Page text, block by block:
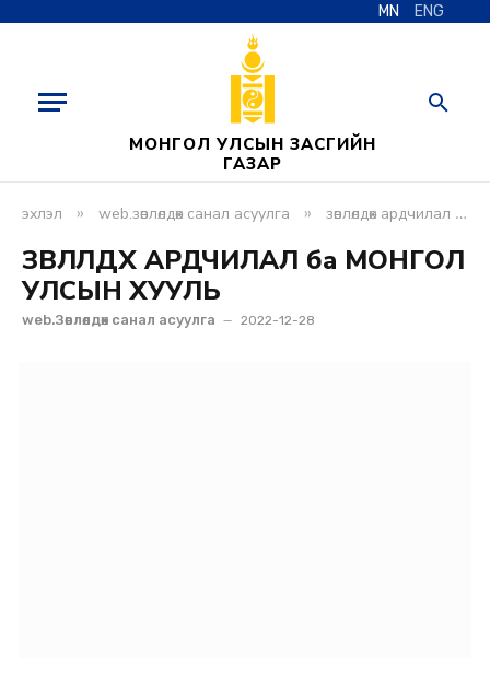
MN ENG
МОНГОЛ УЛСЫН ЗАСГИЙН
ГАЗАР
эхлэл » web.зөвлөлдөх санал асуулга » зөвлөлдөх ардчилал ба монгол улсын хууль
ЗӨВЛӨЛДӨХ АРДЧИЛАЛ ба МОНГОЛ
УЛСЫН ХУУЛЬ
web.Зөвлөлдөх санал асуулга 2022-12-28